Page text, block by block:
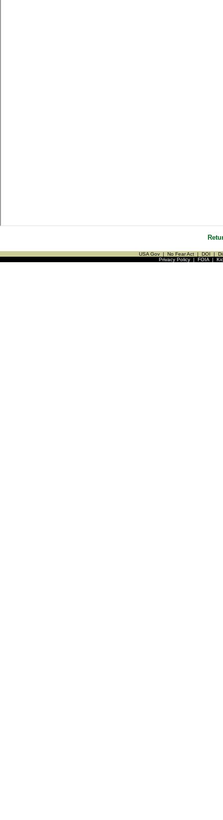
USA Gov | No Fear Act | DOI |
Privacy Policy| FOIA|